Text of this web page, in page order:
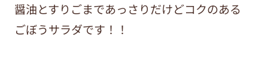
醤油とすりごまであっさりだけどコクのある
ごぼうサラダです！！